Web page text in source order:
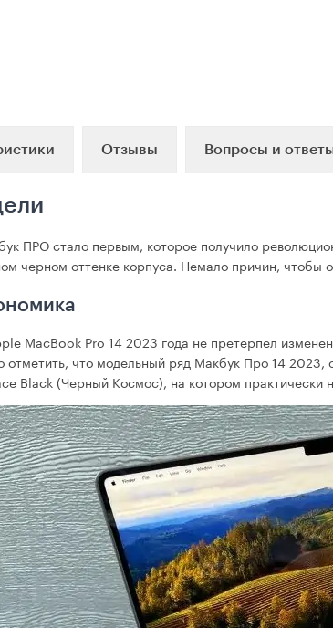
Отзывы Вопросы и
ПРО стало первым, которое получило
черном оттенке корпуса. Немало причин, чтобы
MacBook Pro 14 2023 года не претерпел
отметить, что модельный ряд Макбук Про 14
Black (Черный Космос), на котором практически